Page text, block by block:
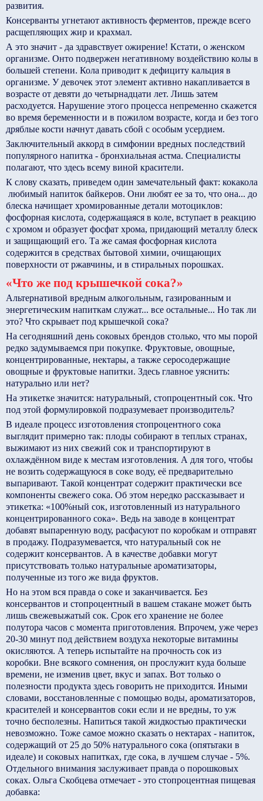
развития.
Консерванты угнетают активность ферментов, прежде всего
расщепляющих жир и крахмал.
А это значит - да здравствует ожирение! Кстати, о женском
организме. Он­то подвержен негативному воздействию колы в
большей степени. Кола приводит к дефициту кальция в
организме. У девочек этот элемент активно накапливается в
возрасте от девяти до четырнадцати лет. Лишь затем
расходуется. Нарушение этого процесса непременно скажется
во время беременности и в пожилом возрасте, когда и без того
дряблые кости начнут давать сбой с особым усердием.
Заключительный аккорд в симфонии вредных последствий
популярного напитка - бронхиальная астма. Специалисты
полагают, что здесь всему виной красители.
К слову сказать, приведем один замечательный факт: кока­кола
­ любимый напиток байкеров. Они любят ее за то, что она... до
блеска начищает хромированные детали мотоциклов:
фосфорная кислота, содержащаяся в коле, вступает в реакцию
с хромом и образует фосфат хрома, придающий металлу блеск
и защищающий его. Та же самая фосфорная кислота
содержится в средствах бытовой химии, очищающих
поверхности от ржавчины, и в стиральных порошках.
«Что же под крышечкой сока?»
Альтернативой вредным алкогольным, газированным и
энергетическим напиткам служат... все остальные... Но так ли
это? Что скрывает под крышечкой сока?
На сегодняшний день cоковых брендов столько, что мы порой
редко задумываемся при покупке. Фруктовые, овощные,
концентрированные, нектары, а также серосодержащие
овощные и фруктовые напитки. Здесь главное уяснить:
натурально или нет?
На этикетке значится: натуральный, стопроцентный сок. Что
под этой формулировкой подразумевает производитель?
В идеале процесс изготовления стопроцентного сока
выглядит примерно так: плоды собирают в теплых странах,
выжимают из них свежий сок и транспортируют в
охлаждённом виде к местам изготовления. А для того, чтобы
не во­зить содержащуюся в соке воду, её предварительно
выпаривают. Такой концентрат содержит практически все
компоненты свежего сока. Об этом нередко рассказывает и
этикетка: «100%­ный сок, изготовленный из натурального
концентрированного сока». Ведь на заводе в концентрат
добавят выпаренную воду, расфасуют по коробкам и отправят
в продажу. Подразумевается, что натуральный сок не
содержит консервантов. А в качестве добавки могут
присутствовать только натуральные ароматизаторы,
полученные из того же вида фруктов.
Но на этом вся правда о соке и заканчивается. Без
консервантов и стопроцентный в вашем стакане может быть
лишь свежевыжатый сок. Срок его хранение не более
полутора часов с момента приготовления. Впрочем, уже через
20-­30 минут под действием воздуха некоторые витамины
окисляются. А теперь испытайте на прочность сок из
коробки. Вне всякого сомнения, он прослужит куда больше
времени, не изменив цвет, вкус и запах. Вот только о
полезности продукта здесь говорить не приходится. Иными
словами, восстановленные с помощью воды, ароматизаторов,
красителей и консервантов соки если и не вредны, то уж
точно бесполезны. Напиться такой жидкостью практически
невозможно. Тоже самое можно сказать о нектарах - напиток,
содержащий от 25 до 50% натурального сока (опять­таки в
идеале) и соковых напитках, где сока, в лучшем случае - 5%.
Отдельного внимания заслуживает правда о порошковых
соках. Ольга Скобцева отмечает - это стопроцентная пищевая
добавка: